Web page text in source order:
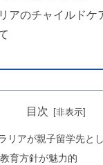
アのチャイルドケ
目次
リアが親子留学先と
育方針が魅力的